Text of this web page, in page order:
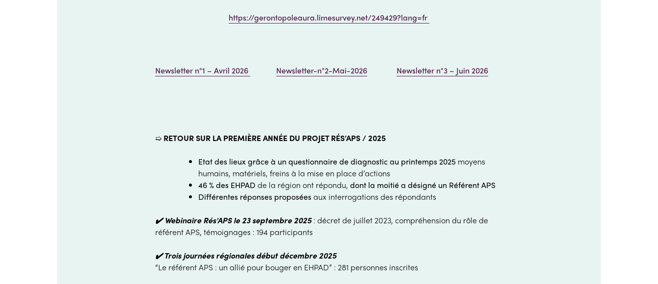
https://gerontopoleaura.limesurvey.net/249429?lang=fr
Newsletter n°1 – Avril 2026 Newsletter-n°2-Mai-2026 Newsletter n°3 – Juin 2026
➯ RETOUR SUR LA PREMIÈRE ANNÉE DU PROJET RÉS’APS / 2025
Etat des lieux grâce à un questionnaire de diagnostic au printemps 2025 moyens
humains, matériels, freins à la mise en place d’actions
46 % des EHPAD de la région ont répondu, dont la moitié a désigné un Référent APS
Différentes réponses proposéesaux interrogations des répondants
✔️ Webinaire Rés’APS le 23 septembre 2025: décret de juillet 2023, compréhension du rôle de
référent APS, témoignages : 194 participants
✔️ Trois journées régionales début décembre 2025
“Le référent APS : un allié pour bouger en EHPAD” : 281 personnes inscrites